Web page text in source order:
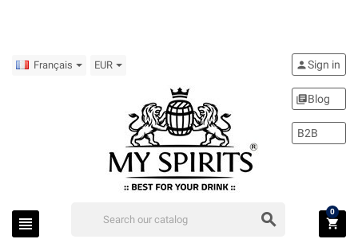
Français EUR
view_headline search
personSign in
library_booksBlog
B2B
shopping_cart
0